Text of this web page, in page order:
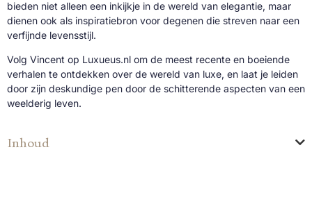
bieden niet alleen een inkijkje in de wereld van elegantie, maar
dienen ook als inspiratiebron voor degenen die streven naar een
verfijnde levensstijl.
Volg Vincent op Luxueus.nl om de meest recente en boeiende
verhalen te ontdekken over de wereld van luxe, en laat je leiden
door zijn deskundige pen door de schitterende aspecten van een
weelderig leven.
Inhoud